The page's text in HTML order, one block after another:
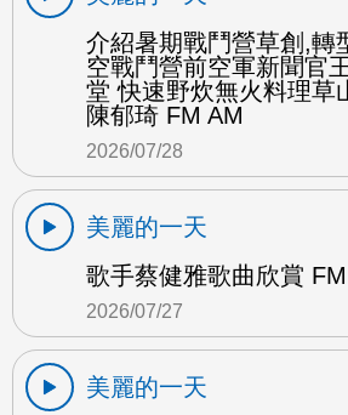
介紹暑期戰鬥營草創,轉
空戰鬥營前空軍新聞官
堂 快速野炊無火料理草
陳郁琦 FM AM
2026/07/28
美麗的一天
歌手蔡健雅歌曲欣賞
2026/07/27
美麗的一天